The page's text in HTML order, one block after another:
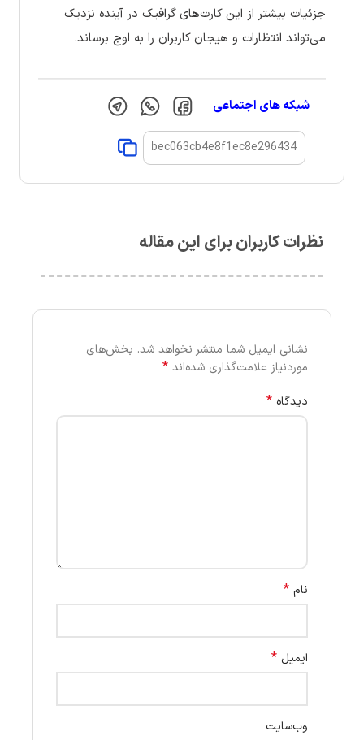
جزئیات بیشتر از این کارت‌های گرافیک در آینده نزدیک
می‌تواند انتظارات و هیجان کاربران را به اوج برساند.
شبکه های اجتماعی
نظرات کاربران برای این مقاله
نشانی ایمیل شما منتشر نخواهد شد. بخش‌های
موردنیاز علامت‌گذاری شده‌اند *
دیدگاه *
نام *
ایمیل *
وب‌سایت